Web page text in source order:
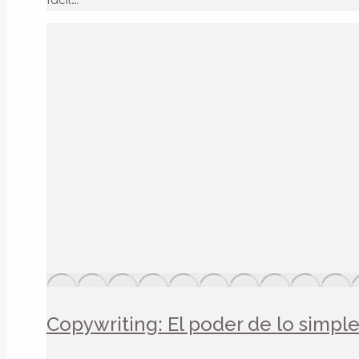
Copywriting: El poder de lo simple